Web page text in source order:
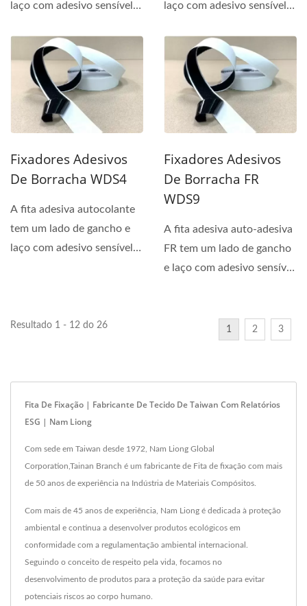
laço com adesivo sensível à
laço com adesivo sensível à
Fixadores Adesivos
De Borracha WDS4
A fita adesiva autocolante
tem um lado de gancho e
laço com adesivo sensível à
Fixadores Adesivos
De Borracha FR
WDS9
A fita adesiva auto-adesiva
FR tem um lado de gancho
e laço com adesivo sensível
Resultado 1 - 12 do 26 1 2 3
Fita De Fixação | Fabricante De Tecido De Taiwan Com Relatórios
ESG | Nam Liong
Com sede em Taiwan desde 1972, Nam Liong Global
Corporation,Tainan Branch é um fabricante de Fita de fixação com mais
de 50 anos de experiência na Indústria de Materiais Compósitos.
Com mais de 45 anos de experiência, Nam Liong é dedicada à proteção
ambiental e continua a desenvolver produtos ecológicos em
conformidade com a regulamentação ambiental internacional.
Seguindo o conceito de respeito pela vida, focamos no
desenvolvimento de produtos para a proteção da saúde para evitar
potenciais riscos ao corpo humano.